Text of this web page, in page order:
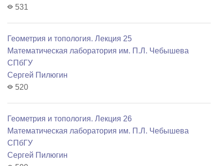
531
Геометрия и топология. Лекция 25
Математичеcкая лаборатория им. П.Л. Чебышева
СПбГУ
Сергей Пилюгин
520
Геометрия и топология. Лекция 26
Математичеcкая лаборатория им. П.Л. Чебышева
СПбГУ
Сергей Пилюгин